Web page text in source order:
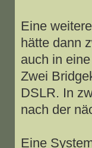
Eine
hätte dann
auch in
Zwei
DSLR. In
nach der
Eine